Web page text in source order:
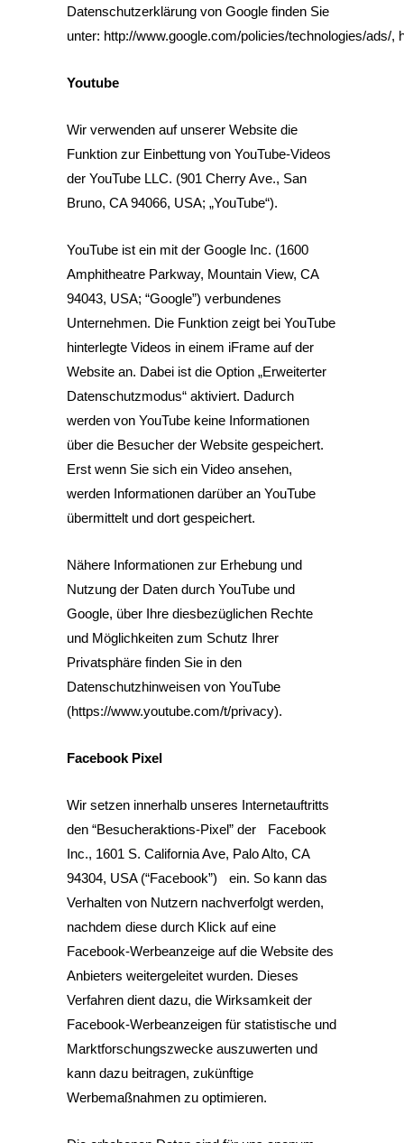
Datenschutzerklärung von Google finden Sie
unter: http://www.google.com/policies/technologies/ads/,
Youtube
Wir verwenden auf unserer Website die
Funktion zur Einbettung von YouTube-Videos
der YouTube LLC. (901 Cherry Ave., San
Bruno, CA 94066, USA; „YouTube“).
YouTube ist ein mit der Google Inc. (1600
Amphitheatre Parkway, Mountain View, CA
94043, USA; “Google”) verbundenes
Unternehmen. Die Funktion zeigt bei YouTube
hinterlegte Videos in einem iFrame auf der
Website an. Dabei ist die Option „Erweiterter
Datenschutzmodus“ aktiviert. Dadurch
werden von YouTube keine Informationen
über die Besucher der Website gespeichert.
Erst wenn Sie sich ein Video ansehen,
werden Informationen darüber an YouTube
übermittelt und dort gespeichert.
Nähere Informationen zur Erhebung und
Nutzung der Daten durch YouTube und
Google, über Ihre diesbezüglichen Rechte
und Möglichkeiten zum Schutz Ihrer
Privatsphäre finden Sie in den
Datenschutzhinweisen von YouTube
(https://www.youtube.com/t/privacy).
Facebook Pixel
Wir setzen innerhalb unseres Internetauftritts
den “Besucheraktions-Pixel” der Facebook
Inc., 1601 S. California Ave, Palo Alto, CA
94304, USA (“Facebook”) ein. So kann das
Verhalten von Nutzern nachverfolgt werden,
nachdem diese durch Klick auf eine
Facebook-Werbeanzeige auf die Website des
Anbieters weitergeleitet wurden. Dieses
Verfahren dient dazu, die Wirksamkeit der
Facebook-Werbeanzeigen für statistische und
Marktforschungszwecke auszuwerten und
kann dazu beitragen, zukünftige
Werbemaßnahmen zu optimieren.